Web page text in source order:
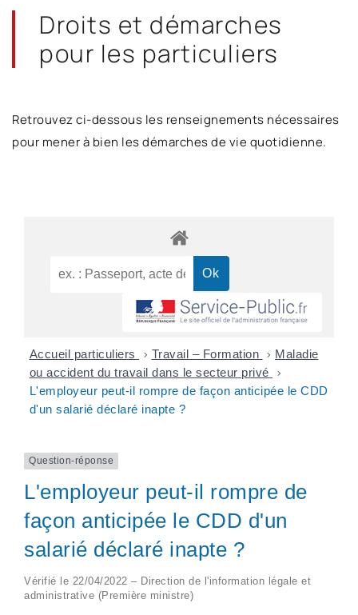
Droits et démarches
pour les particuliers
Retrouvez ci-dessous les renseignements nécessaires
pour mener à bien les démarches de vie quotidienne.
Accueil particuliers > Travail – Formation > Maladie
ou accident du travail dans le secteur privé
>
L'employeur peut-il rompre de façon anticipée le CDD
d'un salarié déclaré inapte ?
Question-réponse
L'employeur peut-il rompre de
façon anticipée le CDD d'un
salarié déclaré inapte ?
Vérifié le 22/04/2022 – Direction de l'information légale et
administrative (Première ministre)